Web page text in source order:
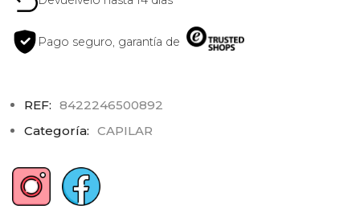
Pago seguro, garantía de
REF: 8422246500892
Categoría: CAPILAR